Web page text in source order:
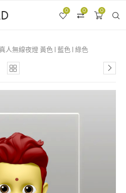
0
0
0
人無線夜燈 黃色 | 藍色 | 綠色